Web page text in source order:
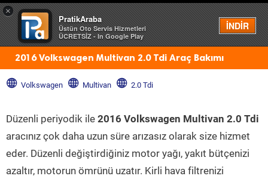
×
PratikAraba
Üstün Oto Servis Hizmetleri
ÜCRETSİZ - In Google Play
İNDİR
Menü
2016 Volkswagen Multivan 2.0 Tdi Araç Bakımı
Volkswagen Multivan 2.0 Tdi
Düzenli periyodik ile 2016 Volkswagen Multivan 2.0 Tdi
aracınız çok daha uzun süre arızasız olarak size hizmet
eder. Düzenli değiştirdiğiniz motor yağı, yakıt bütçenizi
azaltır, motorun ömrünü uzatır. Kirli hava filtrenizi